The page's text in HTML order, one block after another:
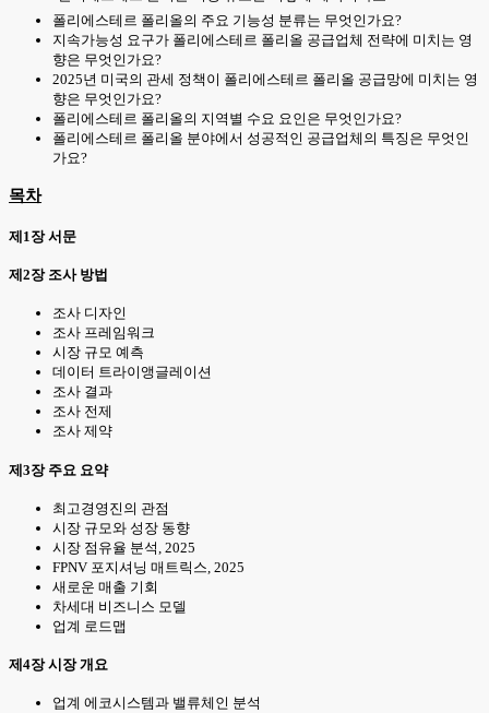
폴리에스테르 폴리올의 주요 기능성 분류는 무엇인가요?
지속가능성 요구가 폴리에스테르 폴리올 공급업체 전략에 미치는 영
향은 무엇인가요?
2025년 미국의 관세 정책이 폴리에스테르 폴리올 공급망에 미치는 영
향은 무엇인가요?
폴리에스테르 폴리올의 지역별 수요 요인은 무엇인가요?
폴리에스테르 폴리올 분야에서 성공적인 공급업체의 특징은 무엇인
가요?
목차
제1장 서문
제2장 조사 방법
조사 디자인
조사 프레임워크
시장 규모 예측
데이터 트라이앵글레이션
조사 결과
조사 전제
조사 제약
제3장 주요 요약
최고경영진의 관점
시장 규모와 성장 동향
시장 점유율 분석, 2025
FPNV 포지셔닝 매트릭스, 2025
새로운 매출 기회
차세대 비즈니스 모델
업계 로드맵
제4장 시장 개요
업계 에코시스템과 밸류체인 분석